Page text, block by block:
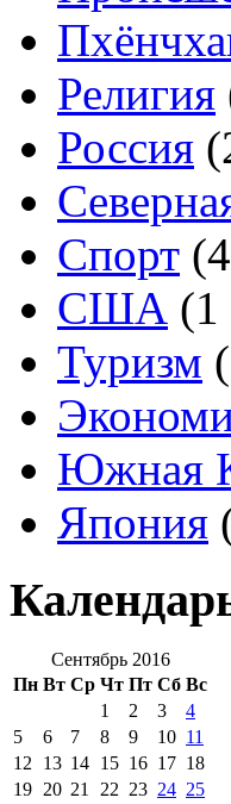
Религия
Россия
Спорт
США (1
Туризм
Южная
Япония
Сентябрь 2016
Пн Вт Ср Чт Пт Сб Вс
1 2 3
4
5
6 7 8 9 10 11
12
13 14 15 16 17 18
19 20 21 22 23 24 25